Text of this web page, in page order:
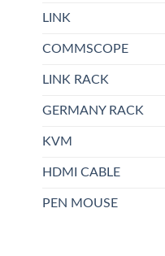
LINK
COMMSCOPE
LINK RACK
GERMANY RACK
KVM
HDMI CABLE
PEN MOUSE